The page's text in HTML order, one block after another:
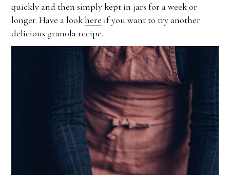
quickly and then simply kept in jars for a week or
longer. Have a lookhere if you want to try another
delicious granola recipe.